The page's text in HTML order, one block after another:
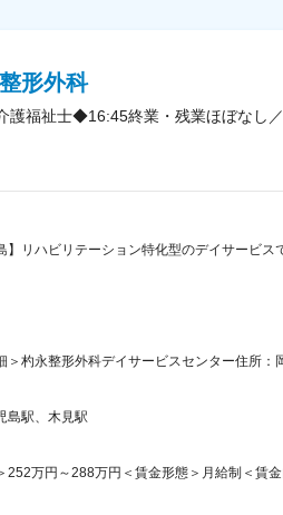
形外科
護福祉士◆16:45終業・残業ほぼなし
】リハビリテーション特化型のデイサービ
＞杓永整形外科デイサービスセンター住所
島駅、木見駅
252万円～288万円＜賃金形態＞月給制＜賃